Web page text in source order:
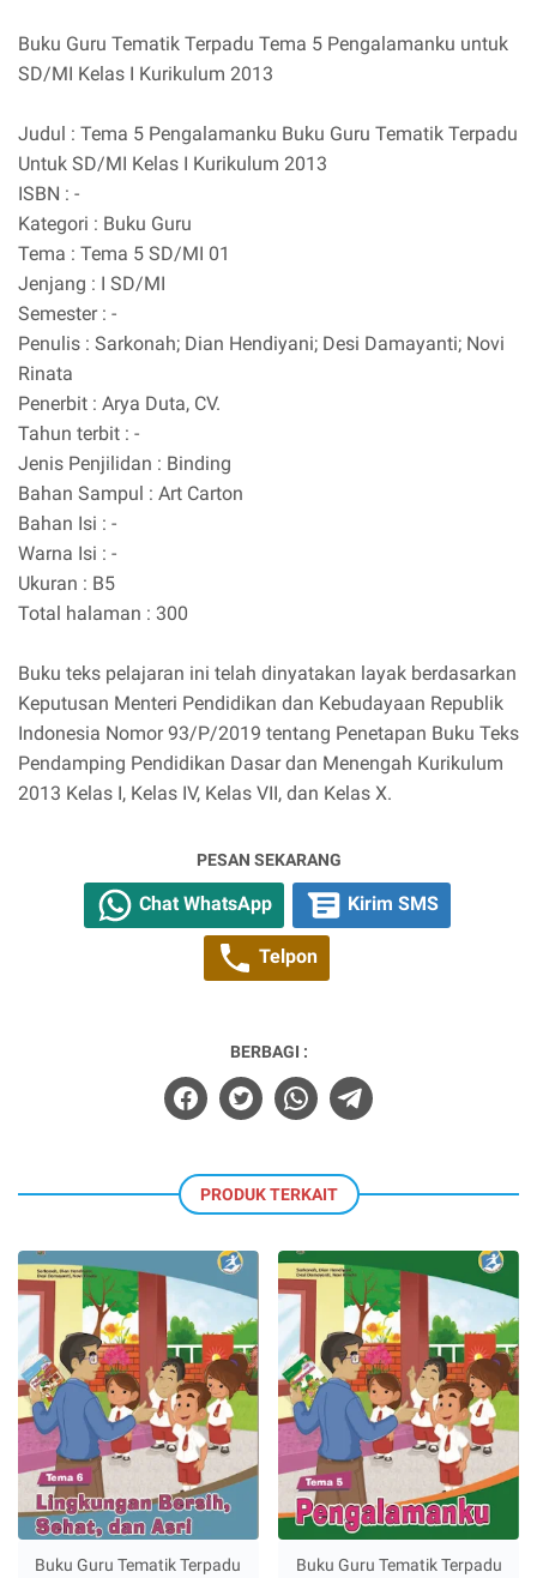
Buku Guru Tematik Terpadu Tema 5 Pengalamanku untuk
SD/MI Kelas I Kurikulum 2013
Judul : Tema 5 Pengalamanku Buku Guru Tematik Terpadu
Untuk SD/MI Kelas I Kurikulum 2013
ISBN : -
Kategori : Buku Guru
Tema : Tema 5 SD/MI 01
Jenjang : I SD/MI
Semester : -
Penulis : Sarkonah; Dian Hendiyani; Desi Damayanti; Novi
Rinata
Penerbit : Arya Duta, CV.
Tahun terbit : -
Jenis Penjilidan : Binding
Bahan Sampul : Art Carton
Bahan Isi : -
Warna Isi : -
Ukuran : B5
Total halaman : 300
Buku teks pelajaran ini telah dinyatakan layak berdasarkan
Keputusan Menteri Pendidikan dan Kebudayaan Republik
Indonesia Nomor 93/P/2019 tentang Penetapan Buku Teks
Pendamping Pendidikan Dasar dan Menengah Kurikulum
2013 Kelas I, Kelas IV, Kelas VII, dan Kelas X.
PESAN SEKARANG
Chat WhatsApp Kirim SMS
Telpon
BERBAGI :
PRODUK TERKAIT
Buku Guru Tematik Terpadu
Buku Guru Tematik Terpadu